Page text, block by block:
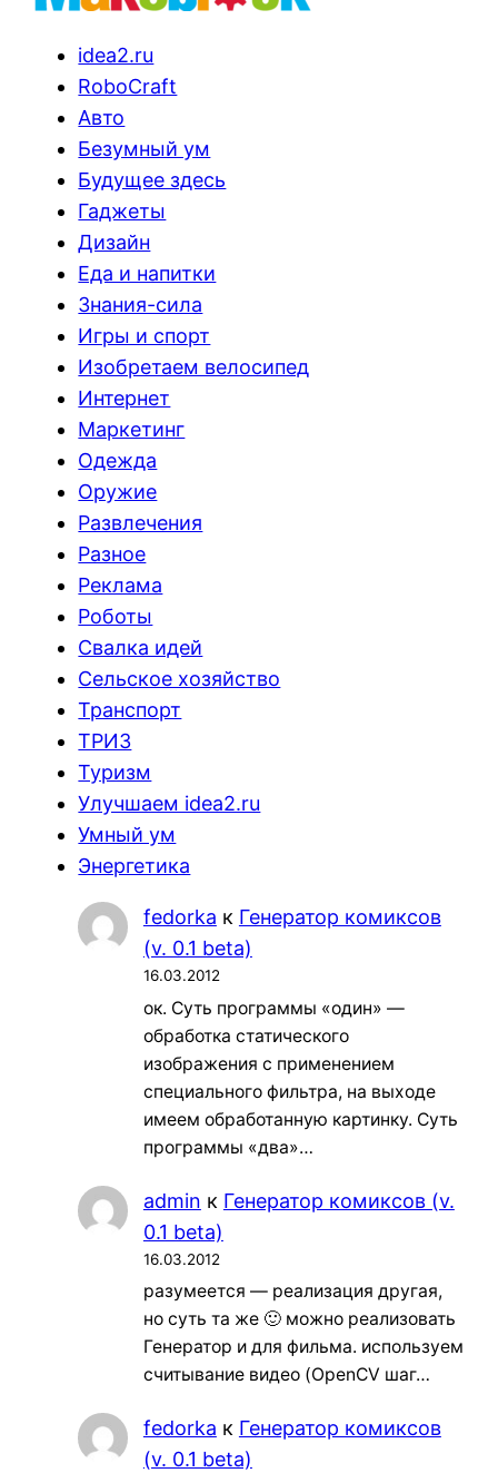
idea2.ru
RoboCraft
Авто
Безумный ум
Будущее здесь
Гаджеты
Дизайн
Еда и напитки
Знания-сила
Игры и спорт
Изобретаем велосипед
Интернет
Маркетинг
Одежда
Оружие
Развлечения
Разное
Реклама
Роботы
Свалка идей
Сельское хозяйство
Транспорт
ТРИЗ
Туризм
Улучшаем idea2.ru
Умный ум
Энергетика
fedorka к Генератор комиксов
(v. 0.1 beta)
16.03.2012
ок. Суть программы «один» —
обработка статического
изображения с применением
специального фильтра, на выходе
имеем обработанную картинку. Суть
программы «два»…
admin к Генератор комиксов (v.
0.1 beta)
16.03.2012
разумеется — реализация другая,
но суть та же 🙂 можно реализовать
Генератор и для фильма. используем
считывание видео (OpenCV шаг…
fedorka к Генератор комиксов
(v. 0.1 beta)